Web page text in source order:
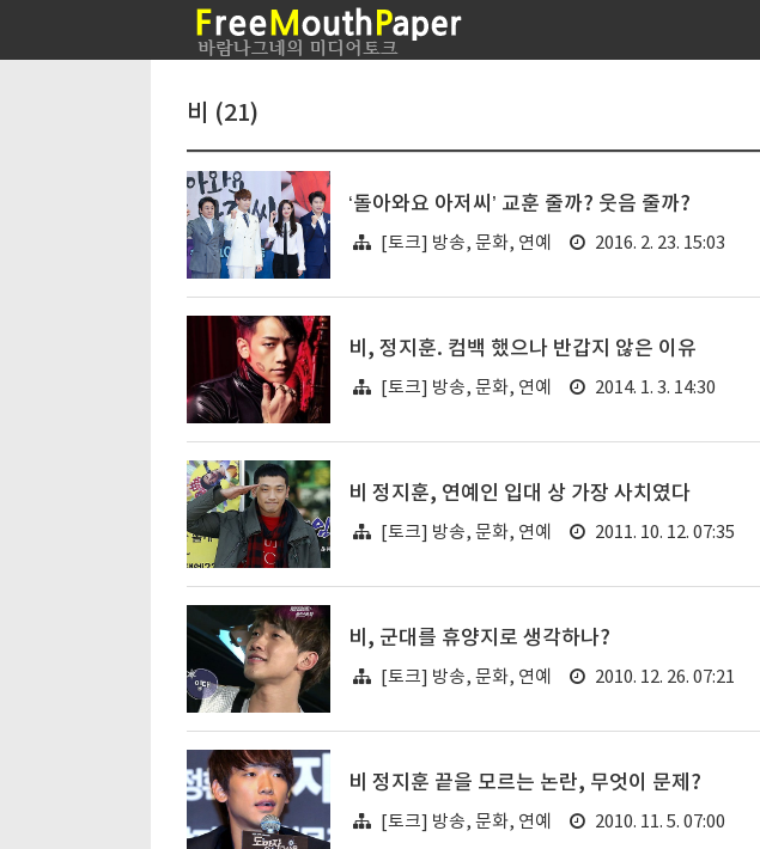
비 (21)
‘돌아와요 아저씨’ 교훈 줄까? 웃음 줄까?
[토크] 방송, 문화, 연예 2016. 2. 23. 15:03
비, 정지훈. 컴백 했으나 반갑지 않은 이유
[토크] 방송, 문화, 연예 2014. 1. 3. 14:30
비 정지훈, 연예인 입대 상 가장 사치였다
[토크] 방송, 문화, 연예 2011. 10. 12. 07:35
비, 군대를 휴양지로 생각하나?
[토크] 방송, 문화, 연예 2010. 12. 26. 07:21
비 정지훈 끝을 모르는 논란, 무엇이 문제?
[토크] 방송, 문화, 연예 2010. 11. 5. 07:00